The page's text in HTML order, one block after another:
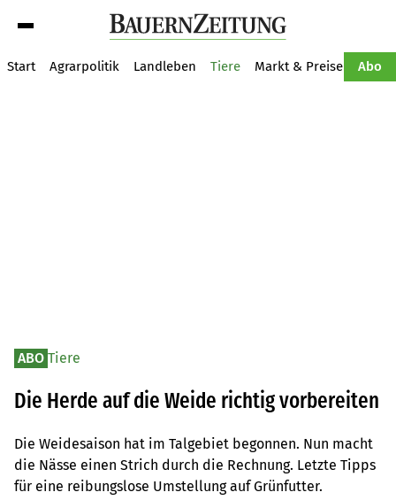
Start Agrarpolitik Landleben Tiere Markt & Preise Abo
ABO Tiere
Die Herde auf die Weide richtig vorbereiten
Die Weidesaison hat im Talgebiet begonnen. Nun macht
die Nässe einen Strich durch die Rechnung. Letzte Tipps
für eine reibungslose Umstellung auf Grünfutter.